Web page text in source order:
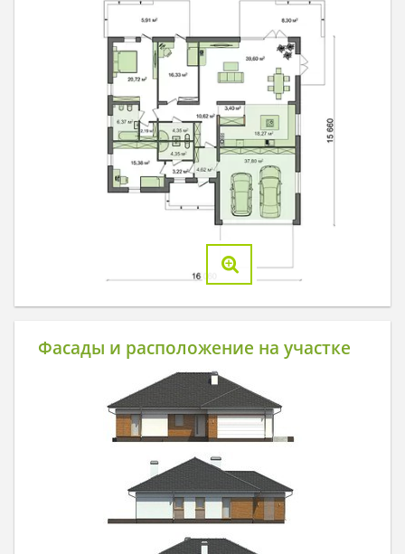
Фасады и расположение на участке